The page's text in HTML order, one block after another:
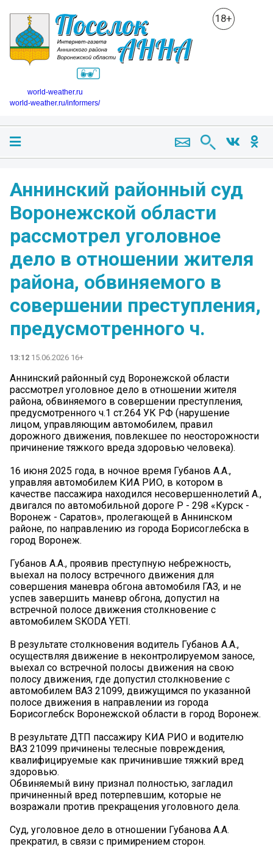
18+
world-weather.ru
world-weather.ru/informers/
Аннинский районный суд
Воронежской области
рассмотрел уголовное
дело в отношении жителя
района, обвиняемого в
совершении преступления,
предусмотренного ч.
13:12 15.06.2026 16+
Аннинский районный суд Воронежской области
рассмотрел уголовное дело в отношении жителя
района, обвиняемого в совершении преступления,
предусмотренного ч.1 ст.264 УК РФ (нарушение
лицом, управляющим автомобилем, правил
дорожного движения, повлекшее по неосторожности
причинение тяжкого вреда здоровью человека).
16 июня 2025 года, в ночное время Губанов А.А.,
управляя автомобилем КИА РИО, в котором в
качестве пассажира находился несовершеннолетий А.,
двигался по автомобильной дороге Р - 298 «Курск -
Воронеж - Саратов», пролегающей в Аннинском
районе, по направлению из города Борисоглебска в
город Воронеж.
Губанов А.А., проявив преступную небрежность,
выехал на полосу встречного движения для
совершения маневра обгона автомобиля ГАЗ, и не
успев завершить маневр обгона, допустил на
встречной полосе движения столкновение с
автомобилем SKODA YETI.
В результате столкновения водитель Губанов А.А.,
осуществляя движение в неконтролируемом заносе,
выехал со встречной полосы движения на свою
полосу движения, где допустил столкновение с
автомобилем ВАЗ 21099, движущимся по указанной
полосе движения в направлении из города
Борисоглебск Воронежской области в город Воронеж.
В результате ДТП пассажиру КИА РИО и водителю
ВАЗ 21099 причинены телесные повреждения,
квалифицируемые как причинившие тяжкий вред
здоровью.
Обвиняемый вину признал полностью, загладил
причиненный вред потерпевшим, которые не
возражали против прекращения уголовного дела.
Суд, уголовное дело в отношении Губанова А.А.
прекратил, в связи с примирением сторон.